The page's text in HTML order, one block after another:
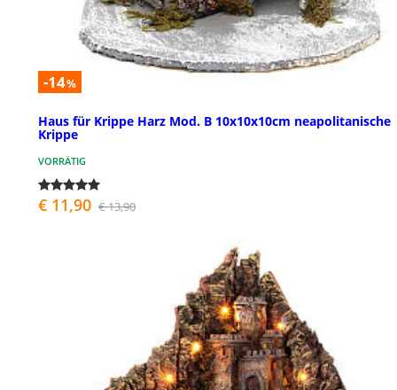
-14%
Haus für Krippe Harz Mod. B 10x10x10cm neapolitanische
Krippe
VORRÄTIG
€ 11,90 € 13,90